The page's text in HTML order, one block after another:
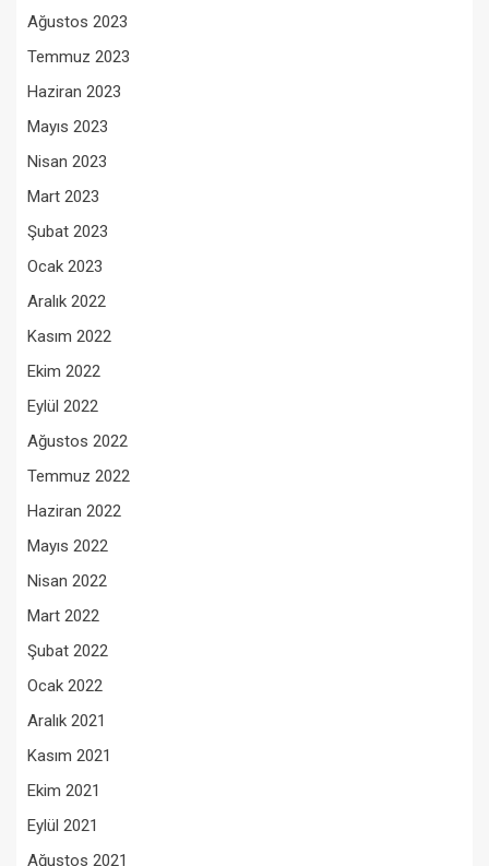
Ağustos 2023
Temmuz 2023
Haziran 2023
Mayıs 2023
Nisan 2023
Mart 2023
Şubat 2023
Ocak 2023
Aralık 2022
Kasım 2022
Ekim 2022
Eylül 2022
Ağustos 2022
Temmuz 2022
Haziran 2022
Mayıs 2022
Nisan 2022
Mart 2022
Şubat 2022
Ocak 2022
Aralık 2021
Kasım 2021
Ekim 2021
Eylül 2021
Ağustos 2021